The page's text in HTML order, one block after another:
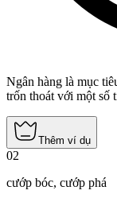
Ngân hàng là mục
trốn thoát với một số
Thêm ví dụ
02
cướp bóc, cướp phá